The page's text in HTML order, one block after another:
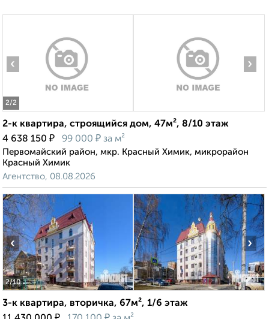
2/2
‹ ›
2-к квартира, строящийся дом, 47м², 8/10 этаж
4 638 150 ₽ 99 000 ₽ за м²
Первомайский район, мкр. Красный Химик, микрорайон
Красный Химик
Агентство, 08.08.2026
2/10
‹ ›
3-к квартира, вторичка, 67м², 1/6 этаж